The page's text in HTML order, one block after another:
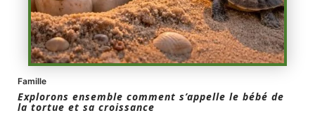
Famille
Explorons ensemble comment s’appelle le bébé de
la tortue et sa croissance